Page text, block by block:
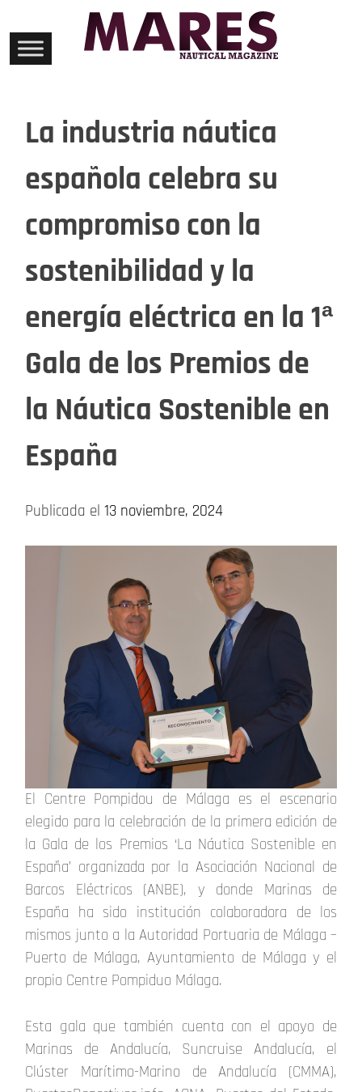
content
La industria náutica
española celebra su
compromiso con la
sostenibilidad y la
energía eléctrica en la 1ª
Gala de los Premios de
la Náutica Sostenible en
España
Publicada el 13 noviembre, 2024
El Centre Pompidou de Málaga es el escenario
elegido para la celebración de la primera edición de
la Gala de los Premios ‘La Náutica Sostenible en
España’ organizada por la Asociación Nacional de
Barcos Eléctricos (ANBE), y donde Marinas de
España ha sido institución colaboradora de los
mismos junto a la Autoridad Portuaria de Málaga –
Puerto de Málaga, Ayuntamiento de Málaga y el
propio Centre Pompiduo Málaga.
Esta gala que también cuenta con el apoyo de
Marinas de Andalucía, Suncruise Andalucía, el
Clúster Marítimo-Marino de Andalucía (CMMA),